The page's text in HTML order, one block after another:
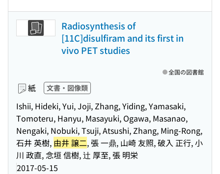
Radiosynthesis of
[11C]disulfiram and its first in
vivo PET studies
紙 文書・図像類
Ishii, Hideki, Yui, Joji, Zhang, Yiding, Yamasaki,
Tomoteru, Hanyu, Masayuki, Ogawa, Masanao,
Nengaki, Nobuki, Tsuji, Atsushi, Zhang, Ming-Rong,
石井 英樹, 由井 譲二, 張 一鼎, 山崎 友照, 破入 正行, 小
川 政直, 念垣 信樹, 辻 厚至, 張 明栄
2017-05-15
全国の図書館